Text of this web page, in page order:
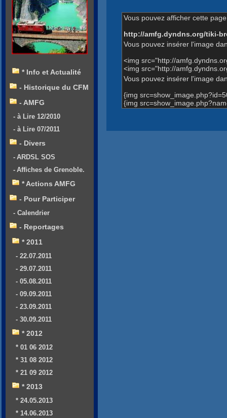
Vous pouvez afficher cette
http://amfg.dyndns.org/tiki-
Vous pouvez insérer l'image
<img src="http://
<img src="http://
Vous pouvez insérer l'image
{img
{img
* Info et Actualité
- Historique du CFM
- AMFG
- à Lire 12/2010
- à Lire 07/2011
- Divers
- ARDSL SOS
- Affiches de Grenoble.
* Actions AMFG
- Pour Participer
- Calendrier
- Reportages
* 2011
- 22.07.2011
- 29.07.2011
- 05.08.2011
- 09.09.2011
- 23.09.2011
- 30.09.2011
* 2012
* 01 06 2012
* 31 08 2012
* 21 09 2012
* 2013
* 24.05.2013
* 14.06.2013